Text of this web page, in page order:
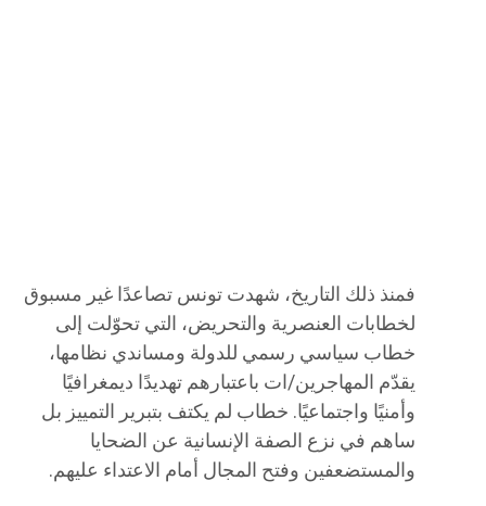
فمنذ ذلك التاريخ، شهدت تونس تصاعدًا غير مسبوق
لخطابات العنصرية والتحريض، التي تحوّلت إلى
خطاب سياسي رسمي للدولة ومساندي نظامها،
يقدّم المهاجرين/ات باعتبارهم تهديدًا ديمغرافيًا
وأمنيًا واجتماعيًا. خطاب لم يكتف بتبرير التمييز بل
ساهم في نزع الصفة الإنسانية عن الضحايا
والمستضعفين وفتح المجال أمام الاعتداء عليهم.